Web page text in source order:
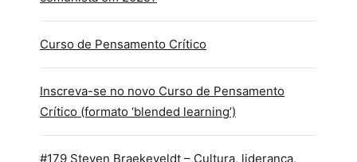
Curso de Pensamento Crítico
Inscreva-se no novo Curso de Pensamento
Crítico (formato ‘blended learning’)
#179 Steven Braekeveldt – Cultura, liderança,